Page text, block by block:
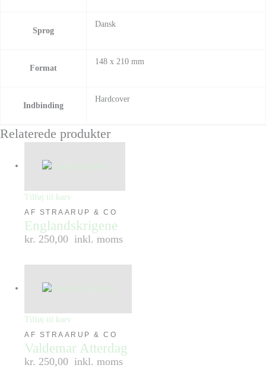
Sprog
Dansk
Format
148 x 210 mm
Indbinding
Hardcover
Relaterede produkter
Tilføj til kurv
AF STRAARUP & CO
Englandskrigene
kr. 250,00 inkl. moms
Tilføj til kurv
AF STRAARUP & CO
Valdemar Atterdag
kr. 250,00 inkl. moms